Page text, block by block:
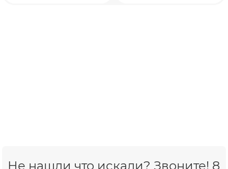
Не нашли что искали? Звоните! 8